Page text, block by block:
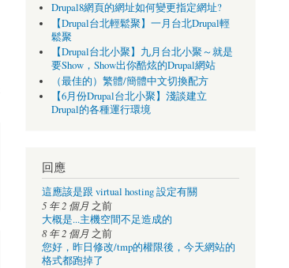
Drupal8網頁的網址如何變更指定網址?
【Drupal台北輕鬆聚】一月台北Drupal輕
鬆聚
【Drupal台北小聚】九月台北小聚～就是
要Show，Show出你酷炫的Drupal網站
（最佳的）繁體/簡體中文切換配方
【6月份Drupal台北小聚】淺談建立
Drupal的各種運行環境
回應
這應該是跟 virtual hosting 設定有關
5 年 2 個月之前
大概是...主機空間不足造成的
8 年 2 個月之前
您好，昨日修改/tmp的權限後，今天網站的
格式都跑掉了